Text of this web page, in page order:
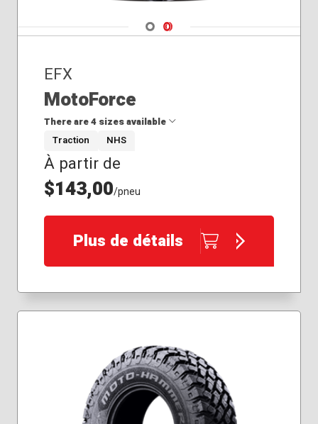
Navigate 1
Navigate 2
EFX
MotoForce
There are 4 sizes available
24x8.00R12
25x10.00R12
25x8.00R12
26x10.00R14
Traction NHS
À partir de
$143,00/pneu
Plus de détails